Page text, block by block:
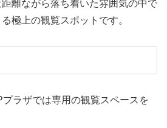
離ながら落ち着いた雰囲気の中で
極上の観覧スポットです。
ラザでは専用の観覧スペースを